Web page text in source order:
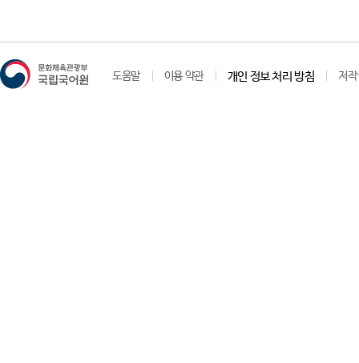
도움말 이용 약관 개인 정보 처리 방침 저